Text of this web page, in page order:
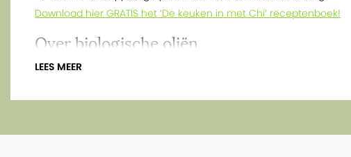
Download hier GRATIS het ‘De keuken in met Chi’ receptenboek!
Over biologische oliën
Het verschil tussen een niet-biologische (gecultiveerd of uit het
werking zijn gelijk echter adviseren wij juist alleen deze
LEES MEER